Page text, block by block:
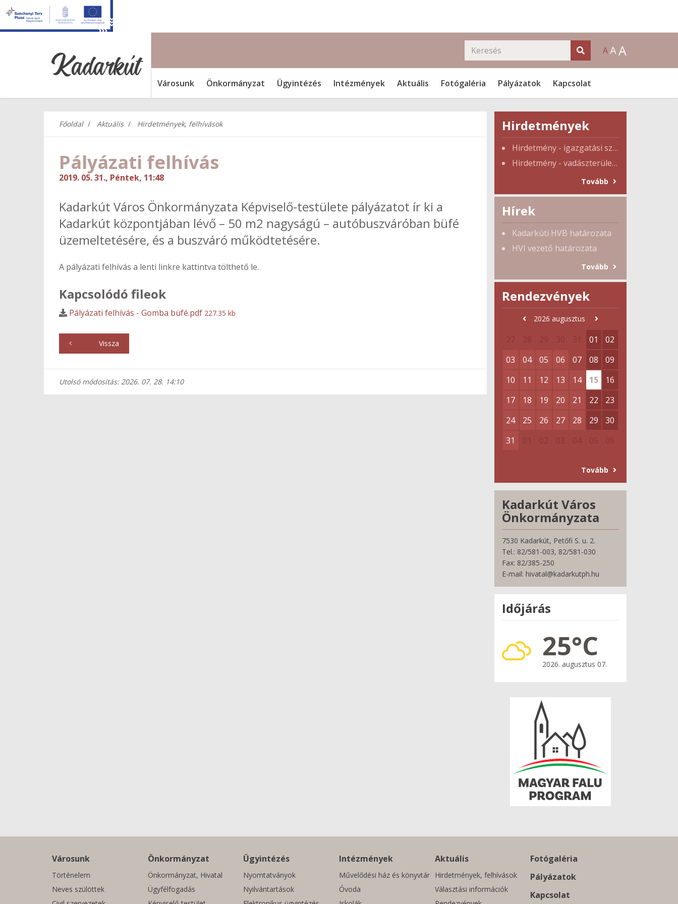
AAA
Városunk Önkormányzat Ügyintézés Intézmények Aktuális Fotógaléria Pályázatok Kapcsolat
Főoldal Aktuális Hirdetmények, felhívások
Pályázati felhívás
2019. 05. 31., Péntek, 11:48
Kadarkút Város Önkormányzata Képviselő-testülete pályázatot ír ki a
Kadarkút központjában lévő – 50 m2 nagyságú – autóbuszváróban büfé
üzemeltetésére, és a buszváró működtetésére.
A pályázati felhívás a lenti linkre kattintva tölthető le.
Kapcsolódó fileok
Pályázati felhívás - Gomba büfé.pdf 227.35 kb
Vissza
Utolsó módosítás: 2026. 07. 28. 14:10
Hirdetmények
Hirdetmény - igazgatási szünet
Hirdetmény - vadászterület tulajdonosi gyűlés
Tovább
Hírek
Kadarkúti HVB határozata
HVI vezető határozata
Tovább
Rendezvények
2026 augusztus
01
02
03
04 05 06 07 08
09
10
11 12 13 14 15
16
17
18 19 20 21 22
23
24
25 26 27 28 29
30
31
Tovább
Kadarkút Város
Önkormányzata
7530 Kadarkút, Petőfi S. u. 2.
Tel.: 82/581-003, 82/581-030
Fax: 82/385-250
E-mail: hivatal@kadarkutph.hu
Időjárás
25°C
2026. augusztus 07.
Városunk
Történelem
Neves szülöttek
Önkormányzat
Önkormányzat, Hivatal
Ügyfélfogadás
Ügyintézés
Nyomtatványok
Nyilvántartások
Intézmények
Művelődési ház és könyvtár
Óvoda
Aktuális
Hirdetmények, felhívások
Választási információk
Fotógaléria
Pályázatok
Kapcsolat